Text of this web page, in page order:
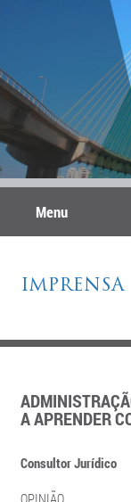
Menu
IMPRENSA
A APRENDER
Consultor Jurídico
OPINIÃO